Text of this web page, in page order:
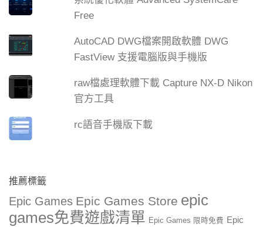
Free
AutoCAD DWG檔案開啟軟體 DWG
FastView 支援電腦版與手機版
raw檔處理軟體下載 Capture NX-D Nikon
官方工具
rc語音手機版下載
推薦標籤
Epic Games Epic Games Store epic
games免費遊戲清單 Epic Games 限時免費 Epic